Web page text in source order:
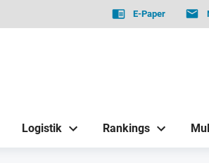
E-Paper
Logistik Rankings